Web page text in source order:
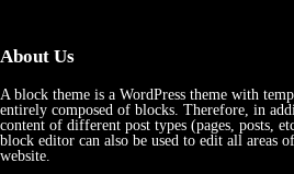
About Us
A block theme is a WordPress theme with
entirely composed of blocks. Therefore, in
content of different post types (pages, posts,
block editor can also be used to edit all areas
website.